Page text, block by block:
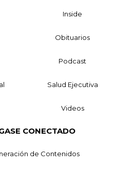
Inside
Obituarios
Podcast
Salud Ejecutiva
Videos
CONECTADO
de Contenidos